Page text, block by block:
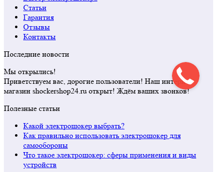
Статьи
Гарантия
Отзывы
Контакты
Последние новости
Мы открылись!
Приветствуем вас, дорогие пользователи! Наш интернет
магазин shockershop24.ru открыт! Ждём ваших звонков!
Полезные статьи
Какой электрошокер выбрать?
Как правильно использовать электрошокер для
самообороны
Что такое электрошокер: сферы применения и виды
устройств